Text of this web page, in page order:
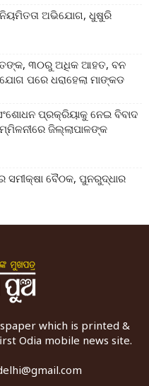
ଅଭିଯୋଗ, ଧୁଷୁରି
୩୦ରୁ ଅଧିକ ଆହତ, ବନ
ପରେ ଧରାହେଲା ମାଙ୍କଡ
ପ୍ରକ୍ରିୟାକୁ ନେଇ ବିବାଦ
ଜିଲ୍ଲାପାଳଙ୍କ
ବୈଠକ, ପୁନରୁଦ୍ଧାର
which is printed &
Odia mobile news site.